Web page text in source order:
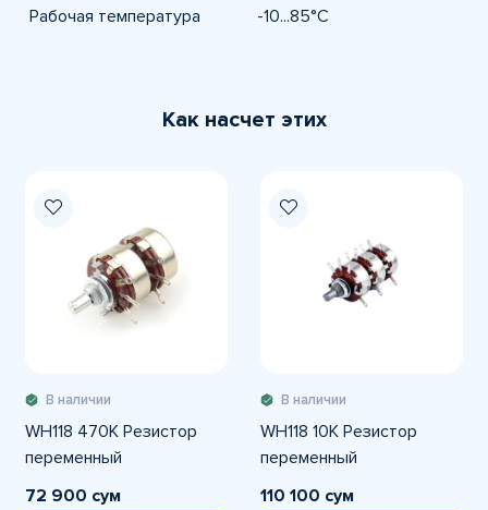
Рабочая температура -10...85°C
Как насчет этих
В наличии
WH118 470K Резистор
переменный
72 900 сум
В наличии
WH118 10K Резистор
переменный
110 100 сум